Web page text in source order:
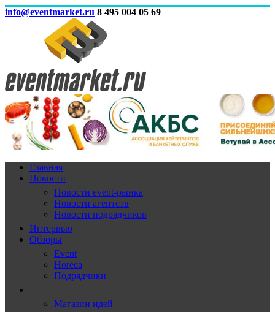
info@eventmarket.ru 8 495 004 05 69
Главная
Новости
Новости event-рынка
Новости агентств
Новости подрядчиков
Интервью
Обзоры
Event
Horeca
Подрядчики
—
Магазин идей